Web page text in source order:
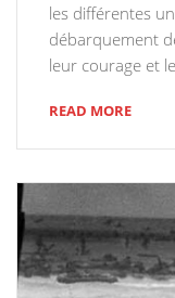
les différentes
débarquement
leur courage et
READ MORE